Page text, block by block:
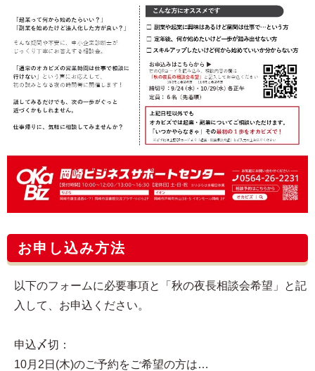
お申し込み方法
以下のフォームに必要事項と「秋の夜長相談会希望」と記
入して、お申込ください。
申込〆切：
10月2日(木)のご予約をご希望の方は…